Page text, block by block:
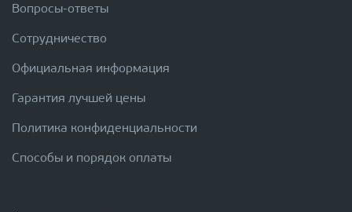
Вопросы-ответы
Сотрудничество
Официальная информация
Гарантия лучшей цены
Политика конфиденциальности
Способы и порядок оплаты